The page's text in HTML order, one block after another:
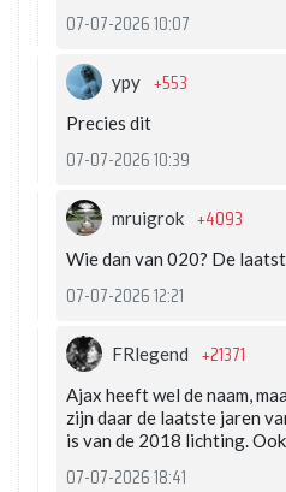
07-07-2026 10:07
ypy +553
Precies dit
07-07-2026 10:39
mruigrok +4093
Wie dan van 020? De
07-07-2026 12:21
FRlegend +21371
Ajax heeft wel de naam,
zijn daar de laatste jaren
is van de 2018 lichting.
07-07-2026 18:41